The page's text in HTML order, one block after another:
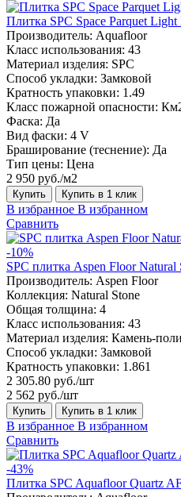
Плитка SPC Space Parquet
Производитель: Aquafloor
Класс использования: 43
Материал изделия: SPC
Способ укладки: Замковой
Кратность упаковки: 1.49
Класс пожарной опасности:
Фаска: Да
Вид фаски: 4 V
Браширование (теснение): Да
Тип цены: Цена
2 950 руб./м2
Купить Купить в 1 клик
В избранное В избранном
Сравнить
-10%
SPC плитка Aspen Floor
Производитель: Aspen Floor
Коллекция: Natural Stone
Общая толщина: 4
Класс использования: 43
Материал изделия: Камень-
Способ укладки: Замковой
Кратность упаковки: 1.861
2 305.80 руб./шт
2 562 руб./шт
Купить Купить в 1 клик
В избранное В избранном
Сравнить
-43%
Плитка SPC Aquafloor Quartz